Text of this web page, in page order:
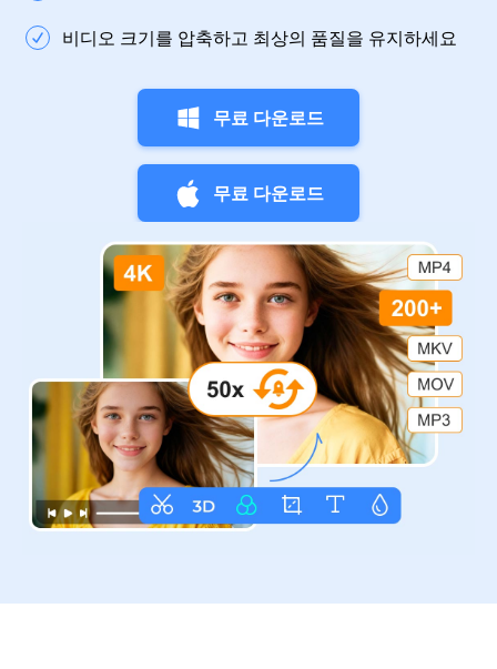
비디오 크기를 압축하고 최상의 품질을 유지하세요
무료 다운로드
무료 다운로드